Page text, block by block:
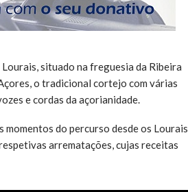
situado na freguesia da Ribeira
o tradicional cortejo com várias
e cordas da açorianidade.
do percurso desde os Lourais
arrematações, cujas receitas